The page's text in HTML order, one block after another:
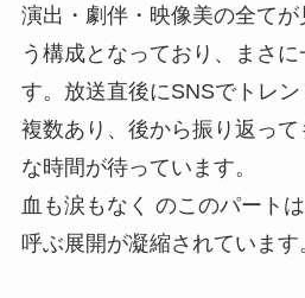
演出・劇伴・映像美の全て
う構成となっており、まさ
す。放送直後にSNSでトレ
複数あり、後から振り返っ
な時間が待っています。
血も涙もなく のこのパート
呼ぶ展開が凝縮されています